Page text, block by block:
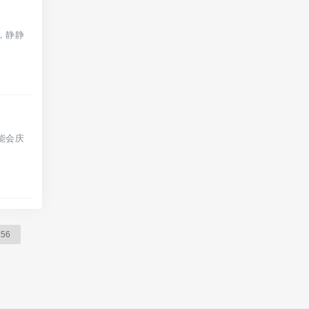
静静
会庆